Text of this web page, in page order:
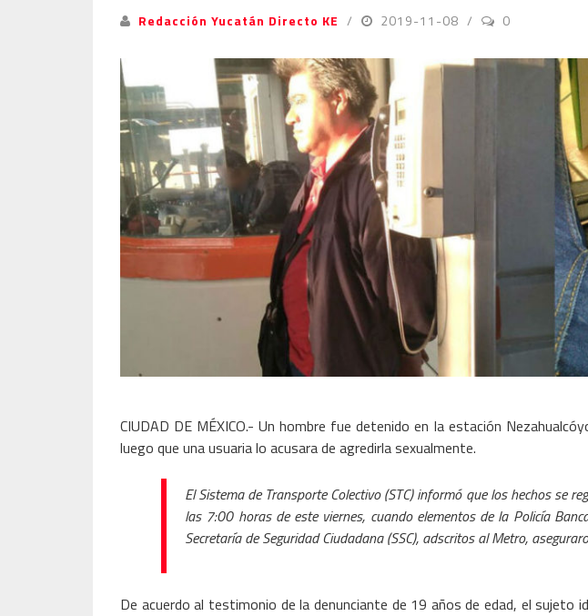
Redacción Yucatán Directo KE 2019-11-08 0
CIUDAD DE MÉXICO.- Un hombre fue detenido en la estación
luego que una usuaria lo acusara de agredirla sexualmente.
El Sistema de Transporte Colectivo (STC) informó que los hechos se
las 7:00 horas de este viernes, cuando elementos de la Policía
Secretaría de Seguridad Ciudadana (SSC), adscritos al Metro,
De acuerdo al testimonio de la denunciante de 19 años de edad, el sujeto